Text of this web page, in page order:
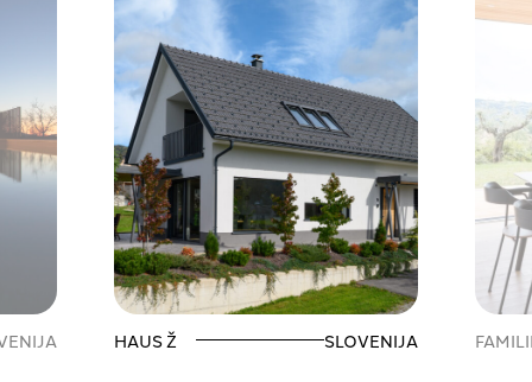
HAUS Ž SLOVENIJA